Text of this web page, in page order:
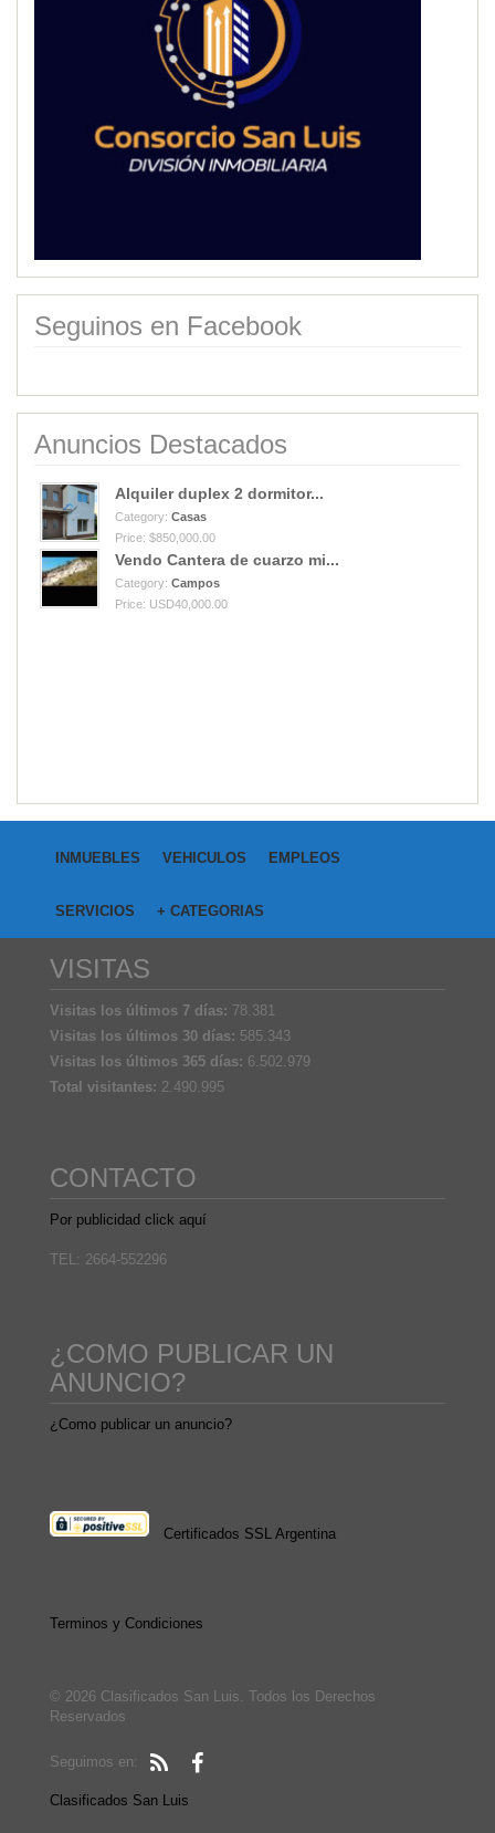
Seguinos en Facebook
Anuncios Destacados
Alquiler duplex 2 dormitor...
Category: Casas
Price: $850,000.00
Vendo Cantera de cuarzo mi...
Category: Campos
Price: USD40,000.00
INMUEBLES VEHICULOS EMPLEOS
SERVICIOS + CATEGORIAS
VISITAS
Visitas los últimos 7 días: 78.381
Visitas los últimos 30 días: 585.343
Visitas los últimos 365 días: 6.502.979
Total visitantes: 2.490.995
CONTACTO
Por publicidad click aquí
TEL: 2664-552296
¿COMO PUBLICAR UN
ANUNCIO?
¿Como publicar un anuncio?
Certificados SSL Argentina
Terminos y Condiciones
© 2026 Clasificados San Luis. Todos los Derechos
Reservados
Seguimos en:
Clasificados San Luis